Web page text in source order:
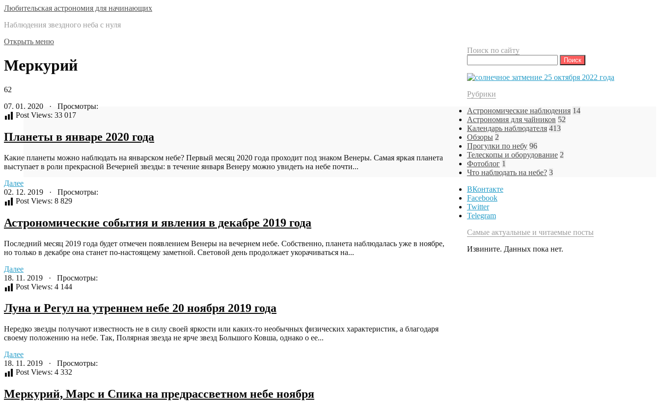
Любительская астрономия для начинающих
Наблюдения звездного неба с нуля
Открыть меню
Меркурий
62
07. 01. 2020 · Просмотры:
Post Views: 33 017
Планеты в январе 2020 года
Какие планеты можно наблюдать на январском небе? Первый месяц 2020 года проходит под знаком Венеры. Самая яркая планета
выступает в роли прекрасной Вечерней звезды: в течение января Венеру можно увидеть на небе почти...
Далее
02. 12. 2019 · Просмотры:
Post Views: 8 829
Астрономические события и явления в декабре 2019 года
Последний месяц 2019 года будет отмечен появлением Венеры на вечернем небе. Собственно, планета наблюдалась уже в ноябре,
но только в декабре она станет по-настоящему заметной. Световой день продолжает укорачиваться на...
Далее
18. 11. 2019 · Просмотры:
Post Views: 4 144
Луна и Регул на утреннем небе 20 ноября 2019 года
Нередко звезды получают известность не в силу своей яркости или каких-то необычных физических характеристик, а благодаря
своему положению на небе. Так, Полярная звезда не ярче звезд Большого Ковша, однако о ее...
Далее
18. 11. 2019 · Просмотры:
Post Views: 4 332
Меркурий, Марс и Спика на предрассветном небе ноября
Поиск по сайту
Рубрики
Астрономические наблюдения 14
Астрономия для чайников 52
Календарь наблюдателя 413
Обзоры 2
Прогулки по небу 96
Телескопы и оборудование 2
Фотоблог 1
Что наблюдать на небе? 3
ВКонтакте
Facebook
Twitter
Telegram
Самые актуальные и читаемые посты
Извините. Данных пока нет.